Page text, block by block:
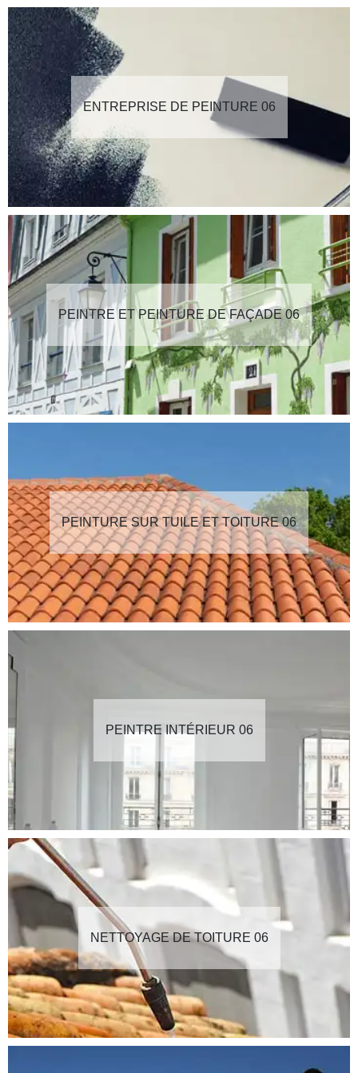
ENTREPRISE DE PEINTURE 06
PEINTRE ET PEINTURE DE FAÇADE 06
PEINTURE SUR TUILE ET TOITURE 06
PEINTRE INTÉRIEUR 06
NETTOYAGE DE TOITURE 06